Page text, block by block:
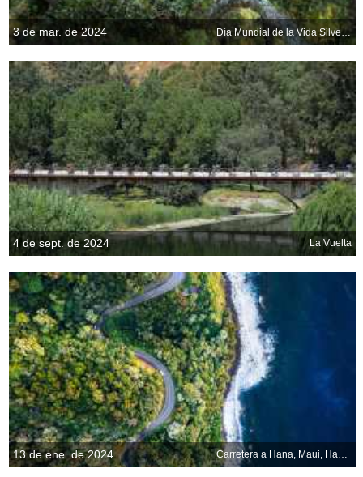
3 de mar. de 2024 Día Mundial de la Vida Silvestre
4 de sept. de 2024 La Vuelta
13 de ene. de 2024 Carretera a Hana, Maui, Hawai, EE.UU.